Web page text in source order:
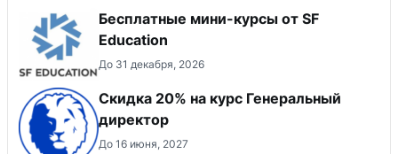
Бесплатные мини-курсы от SF
Education
До 31 декабря, 2026
Скидка 20% на курс Генеральный
директор
До 16 июня, 2027